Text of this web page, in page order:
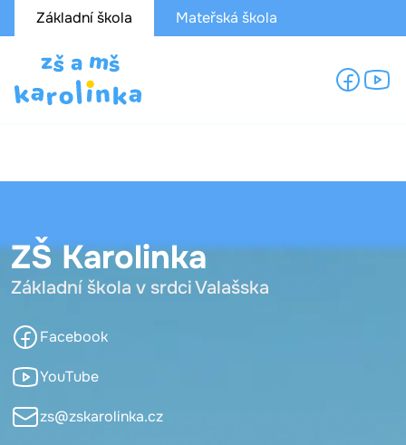
Základní škola Mateřská škola
ZŠ Karolinka
Základní škola v srdci Valašska
Facebook
YouTube
zs@zskarolinka.cz